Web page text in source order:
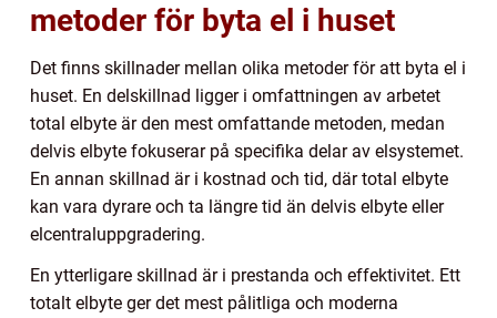
metoder för byta el i huset
Det finns skillnader mellan olika metoder för att byta el i
huset. En delskillnad ligger i omfattningen av arbetet
total elbyte är den mest omfattande metoden, medan
delvis elbyte fokuserar på specifika delar av elsystemet.
En annan skillnad är i kostnad och tid, där total elbyte
kan vara dyrare och ta längre tid än delvis elbyte eller
elcentraluppgradering.
En ytterligare skillnad är i prestanda och effektivitet. Ett
totalt elbyte ger det mest pålitliga och moderna